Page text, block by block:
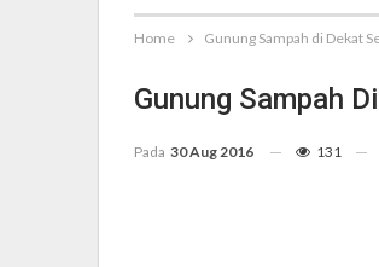
Home Gunung Sampah di Dekat
Gunung Sampah
Pada 30 Aug 2016 131